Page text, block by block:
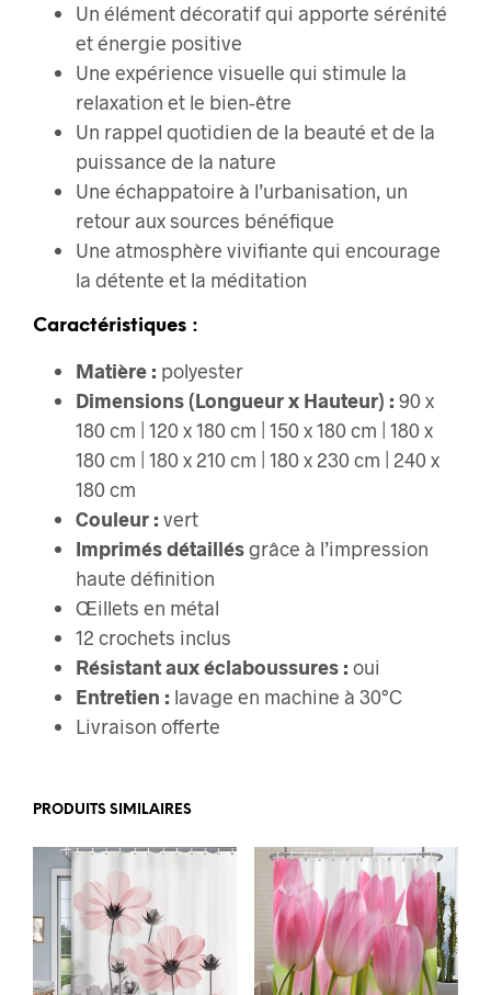
Un élément décoratif qui apporte sérénité
et énergie positive
Une expérience visuelle qui stimule la
relaxation et le bien-être
Un rappel quotidien de la beauté et de la
puissance de la nature
Une échappatoire à l’urbanisation, un
retour aux sources bénéfique
Une atmosphère vivifiante qui encourage
la détente et la méditation
Caractéristiques :
Matière : polyester
Dimensions (Longueur x Hauteur) : 90 x
180 cm | 120 x 180 cm | 150 x 180 cm | 180 x
180 cm | 180 x 210 cm | 180 x 230 cm | 240 x
180 cm
Couleur :vert
Imprimés détaillésgrâce à l’impression
haute définition
Œillets en métal
12 crochets inclus
Résistant aux éclaboussures : oui
Entretien : lavage en machine à 30°C
Livraison offerte
PRODUITS SIMILAIRES